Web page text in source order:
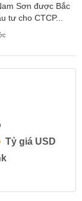
Sơn được Bắc
tư cho CTCP...
Tỷ giá USD